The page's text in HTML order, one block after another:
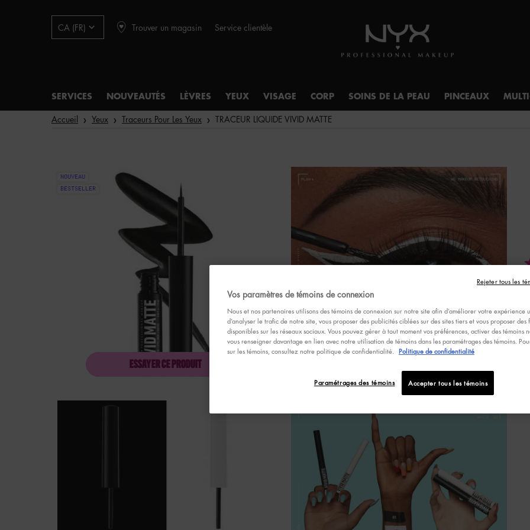
CA (FR) Trouver un magasin Service clientèle
SERVICES NOUVEAUTÉS LÈVRES YEUX VISAGE CORP SOINS DE LA PEAU PINCEAUX
Accueil Yeux Traceurs Pour Les Yeux TRACEUR LIQUIDE VIVID MATTE
ESSAYER CE PRODUITTRACEUR LIQUIDE VIVID MATTE
NOUVEAU
BESTSELLER
Vos paramètres de témoins de connexion
Nous et nos partenaires utilisons des témoins de connexion sur notre site afin d’améliorer votre expérience
d’analyser le trafic de notre site, vous proposer des publicités ciblées sur des sites tiers et vous proposer des
disponibles sur les réseaux sociaux. Vous pouvez gérer à tout moment vos préférences, activer des témoins
vous renseigner davantage en lien avec notre utilisation de témoins dans les paramétrages des témoins.
sur les témoins, consultez notre politique de confidentialité. Politique de confidentialité
Accepter tous les témoins
Paramétrages des témoins
Rejeter tous les